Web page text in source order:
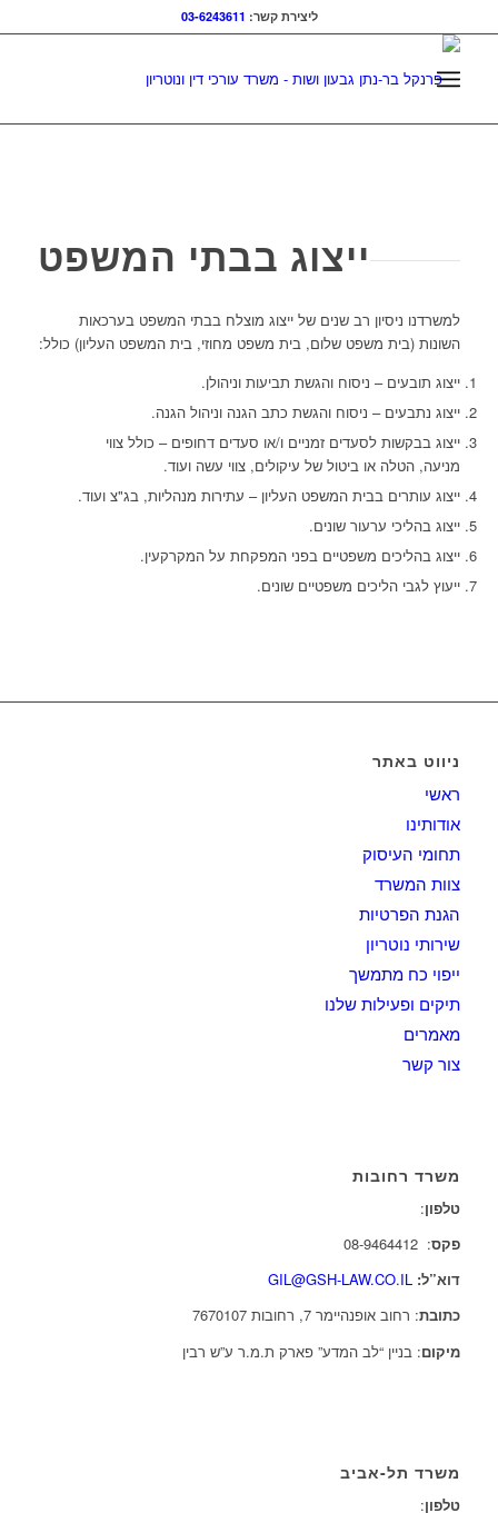
ליצירת קשר: 03-6243611
ייצוג בבתי המשפט
למשרדנו ניסיון רב שנים של ייצוג מוצלח בבתי המשפט בערכאות
השונות (בית משפט שלום, בית משפט מחוזי, בית המשפט העליון) כולל:
ייצוג תובעים – ניסוח והגשת תביעות וניהולן.
ייצוג נתבעים – ניסוח והגשת כתב הגנה וניהול הגנה.
ייצוג בבקשות לסעדים זמניים ו/או סעדים דחופים – כולל צווי
מניעה, הטלה או ביטול של עיקולים, צווי עשה ועוד.
ייצוג עותרים בבית המשפט העליון – עתירות מנהליות, בג"צ ועוד.
ייצוג בהליכי ערעור שונים.
ייצוג בהליכים משפטיים בפני המפקחת על המקרקעין.
ייעוץ לגבי הליכים משפטיים שונים.
ניווט באתר
ראשי
אודותינו
תחומי העיסוק
צוות המשרד
הגנת הפרטיות
שירותי נוטריון
ייפוי כח מתמשך
תיקים ופעילות שלנו
מאמרים
צור קשר
משרד רחובות
טלפון:
פקס: 08-9464412
דוא”ל: GIL@GSH-LAW.CO.IL
כתובת: רחוב אופנהיימר 7, רחובות 7670107
מיקום: בניין “לב המדע” פארק ת.מ.ר ע”ש רבין
משרד תל-אביב
טלפון: